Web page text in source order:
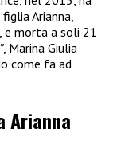
Arianna,
e morta a soli 21
, Marina Giulia
come fa ad
Arianna